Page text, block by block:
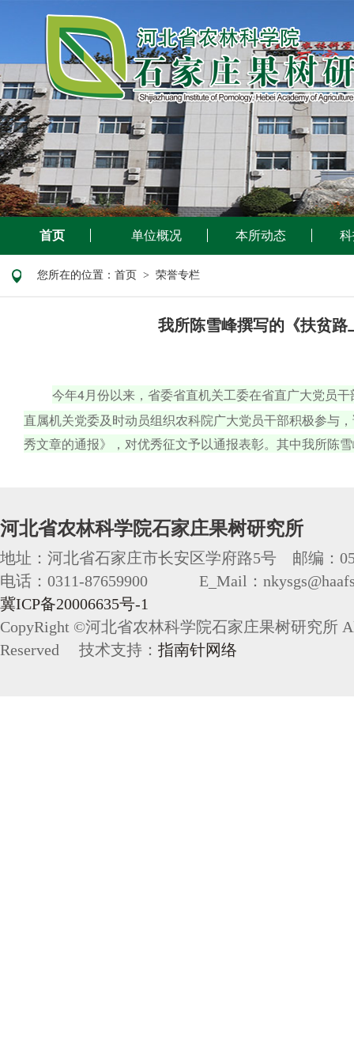
首页 单位概况 本所动态
您所在的位置： 首页 > 荣誉专栏
我所陈雪峰撰写的《扶贫
今年4月份以来，省委省直机关工委在省直广大党员
直属机关党委及时动员组织农科院广大党员干部积极参与
秀文章的通报》，对优秀征文予以通报表彰。其中我所陈
河北省农林科学院石家庄果树研究所
地址：河北省石家庄市长安区学府路5号 邮编：
电话：0311-87659900 E_Mail：
冀ICP备20006635号-1
CopyRight ©河北省农林科学院石家庄果树研究所
Reserved 技术支持： 指南针网络